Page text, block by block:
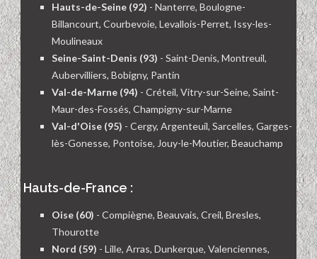
Hauts-de-Seine (92) - Nanterre, Boulogne-
Billancourt, Courbevoie, Levallois-Perret, Issy-les-
Moulineaux
Seine-Saint-Denis (93) - Saint-Denis, Montreuil,
Aubervilliers, Bobigny, Pantin
Val-de-Marne (94) - Créteil, Vitry-sur-Seine, Saint-
Maur-des-Fossés, Champigny-sur-Marne
Val-d'Oise (95) - Cergy, Argenteuil, Sarcelles, Garges-
lès-Gonesse, Pontoise, Jouy-le-Moutier, Beauchamp
Hauts-de-France :
Oise (60) - Compiègne, Beauvais, Creil, Bresles,
Thourotte
Nord (59) - Lille, Arras, Dunkerque, Valenciennes,